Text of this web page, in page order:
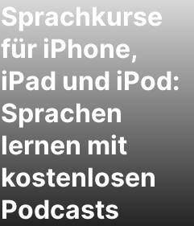
Sprachkurse
für iPhone,
iPad und iPod:
Sprachen
lernen mit
kostenlosen
Podcasts